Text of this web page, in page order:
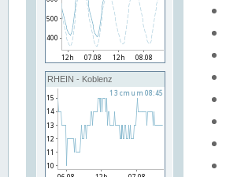
RHEIN - Koblenz